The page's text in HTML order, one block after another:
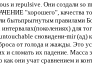
и repulsive. Они создали so
"хорошего", качества
правилами
интервалах(поколениях) для
сновидени-mir (ад)
от голода и жажды. Это
и сломать их падение. Масса
как они учат сравнением и